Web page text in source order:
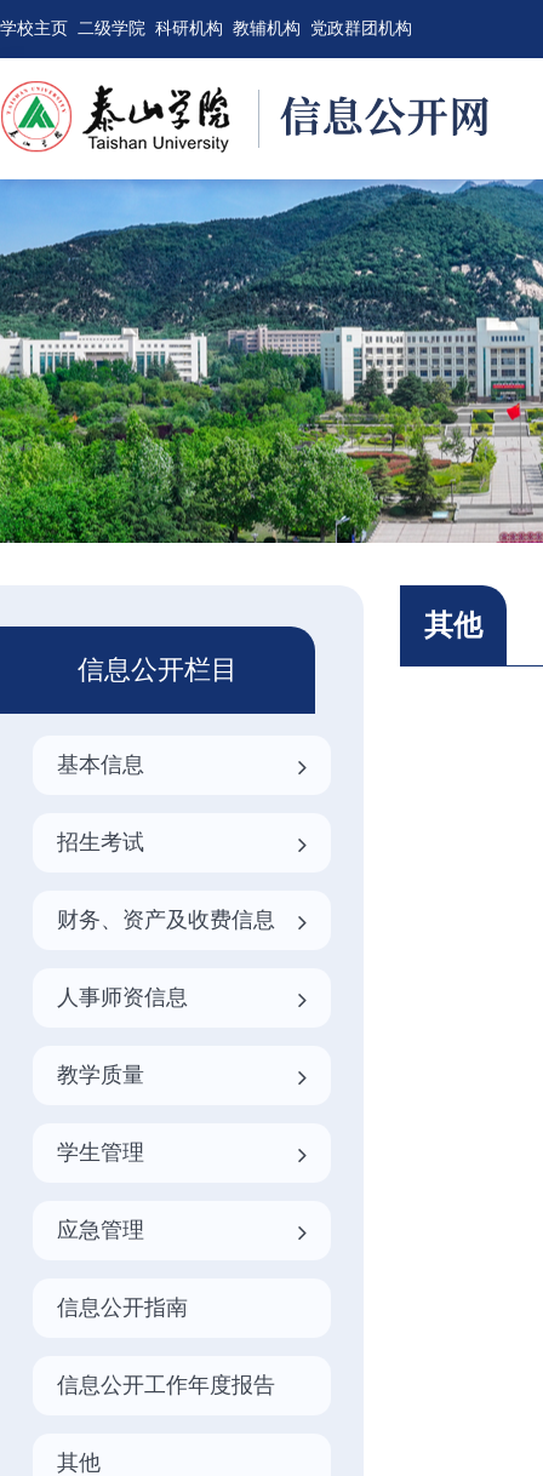
学校主页 二级学院 科研机构 教辅机构 党政群团机构
其他
信息公开栏目
基本信息
招生考试
财务、资产及收费信息
人事师资信息
教学质量
学生管理
应急管理
信息公开指南
信息公开工作年度报告
其他